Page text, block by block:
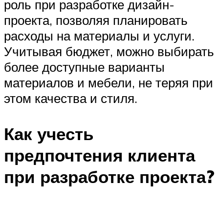
роль при разработке дизайн-
проекта, позволяя планировать
расходы на материалы и услуги.
Учитывая бюджет, можно выбирать
более доступные варианты
материалов и мебели, не теряя при
этом качества и стиля.
Как учесть
предпочтения клиента
при разработке проекта?